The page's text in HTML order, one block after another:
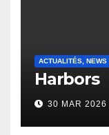
ACTUALITÉS,
Harbors
30 MAR 2026